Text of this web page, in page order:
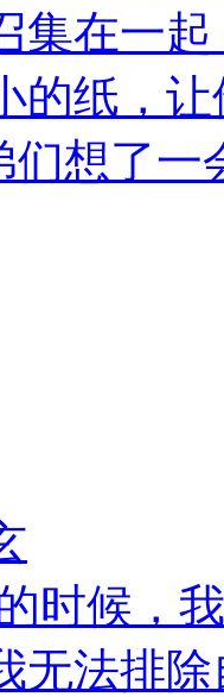
集在一
的纸，
了一
候，我
无法排